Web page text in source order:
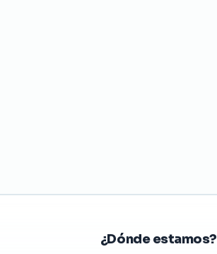
¿Dónde estamos?